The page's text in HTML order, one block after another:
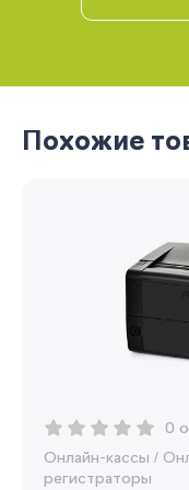
Похожие
0
Онлайн-кассы /
регистраторы
Вы сможете